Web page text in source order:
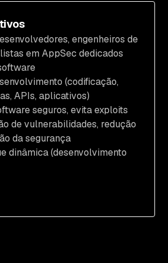
engenheiros de
em AppSec dedicados
(codificação,
APIs, aplicativos)
seguros, evita exploits
de vulnerabilidades, redução
da segurança
dinâmica (desenvolvimento